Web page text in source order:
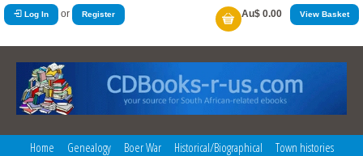
Log In or Register Au$ 0.00 View Basket
Home Genealogy Boer War Historical/Biographical
Town histories